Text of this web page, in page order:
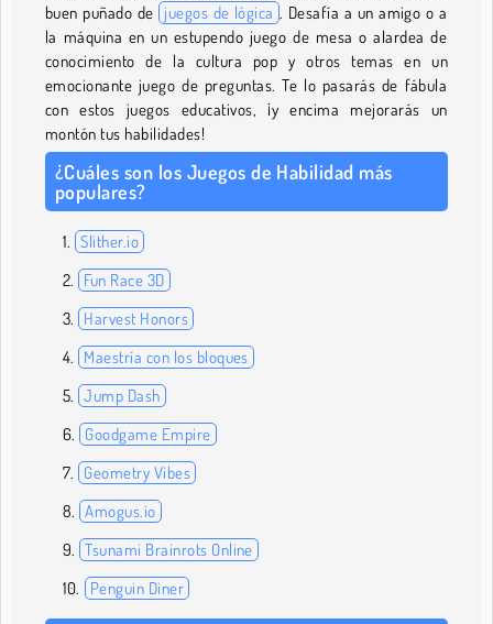
buen puñado de juegos de lógica . Desafía a un amigo o a
la máquina en un estupendo juego de mesa o alardea de
conocimiento de la cultura pop y otros temas en un
emocionante juego de preguntas. Te lo pasarás de fábula
con estos juegos educativos, ¡y encima mejorarás un
montón tus habilidades!
¿Cuáles son los Juegos de Habilidad más
populares?
Slither.io
Fun Race 3D
Harvest Honors
Maestría con los bloques
Jump Dash
Goodgame Empire
Geometry Vibes
Amogus.io
Tsunami Brainrots Online
Penguin Diner